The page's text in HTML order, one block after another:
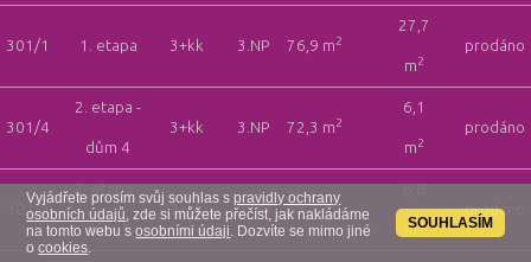
Vyjádřete prosím svůj souhlas spravidly ochrany
osobních údajů, zde si můžete přečíst, jak nakládáme
na tomto webu sosobními údaji. Dozvíte se mimo jiné
ocookies.
SOUHLASÍM
301/1 1. etapa 3+kk 3.NP 76,9 m2
27,7
m2
prodáno
301/4
2. etapa -
dům 4
3+kk 3.NP 72,3 m2
6,1
m2
prodáno
301/5
2. etapa -
dům 5
2+kk 3.NP 53,1 m2
6,8
m2
prodáno